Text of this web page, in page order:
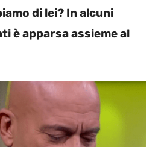
di lei? In alcuni
è apparsa assieme al